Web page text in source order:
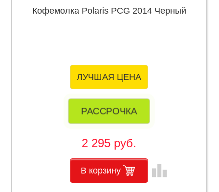
Кофемолка Polaris PCG 2014 Черный
ЛУЧШАЯ ЦЕНА
РАССРОЧКА
2 295 руб.
В корзину leaderboard